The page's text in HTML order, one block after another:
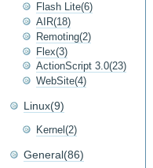
Flash Lite(6)
AIR(18)
Remoting(2)
Flex(3)
ActionScript 3.0(23)
WebSite(4)
Linux(9)
Kernel(2)
General(86)